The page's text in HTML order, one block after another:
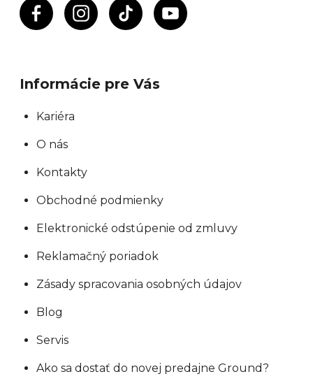
r
v
v
Informácie pre Vás
Kariéra
O nás
Kontakty
Obchodné podmienky
Elektronické odstúpenie od zmluvy
Reklamačný poriadok
Zásady spracovania osobných údajov
Blog
Servis
Ako sa dostať do novej predajne Ground?